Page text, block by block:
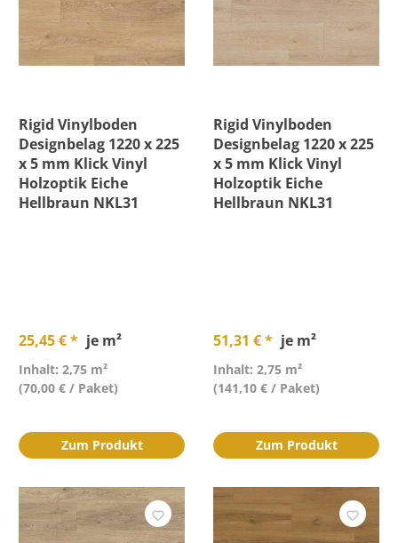
Farbe
Feuchtraumgeeignet
Höhe
Nutzschicht
Trittschall integriert
Rigid Vinylboden
Designbelag 1220 x 225
x 5 mm Klick Vinyl
Holzoptik Eiche
Hellbraun NKL31
25,45 € * je m²
Inhalt: 2,75 m²
(70,00 € / Paket)
Zum Produkt
Rigid Vinylboden
Designbelag 1220 x 225
x 5 mm Klick Vinyl
Holzoptik Eiche
Hellbraun NKL31
51,31 € * je m²
Inhalt: 2,75 m²
(141,10 € / Paket)
Zum Produkt